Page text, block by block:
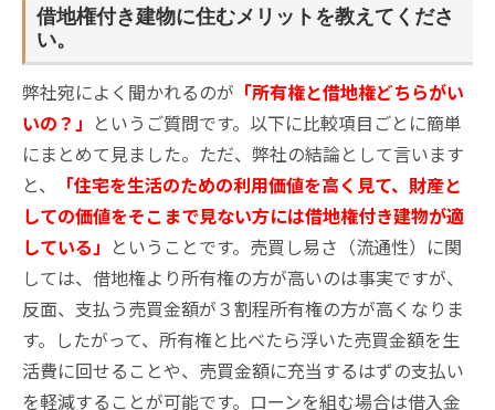
借地権付き建物に住むメリットを教えてくださ
い。
弊社宛によく聞かれるのが 「所有権と借地権どちらがい
いの？」 というご質問です。以下に比較項目ごとに簡単
にまとめて見ました。ただ、弊社の結論として言います
と、
「住宅を生活のための利用価値を高く見て、財産と
しての価値をそこまで見ない方には借地権付き建物が適
している」 ということです。売買し易さ（流通性）に関
しては、借地権より所有権の方が高いのは事実ですが、
反面、支払う売買金額が３割程所有権の方が高くなりま
す。したがって、所有権と比べたら浮いた売買金額を生
活費に回せることや、売買金額に充当するはずの支払い
を軽減することが可能です。ローンを組む場合は借入金